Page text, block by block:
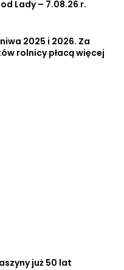
Lady – 7.08.26 r.
2025 i 2026. Za
rolnicy płacą więcej
już 50 lat